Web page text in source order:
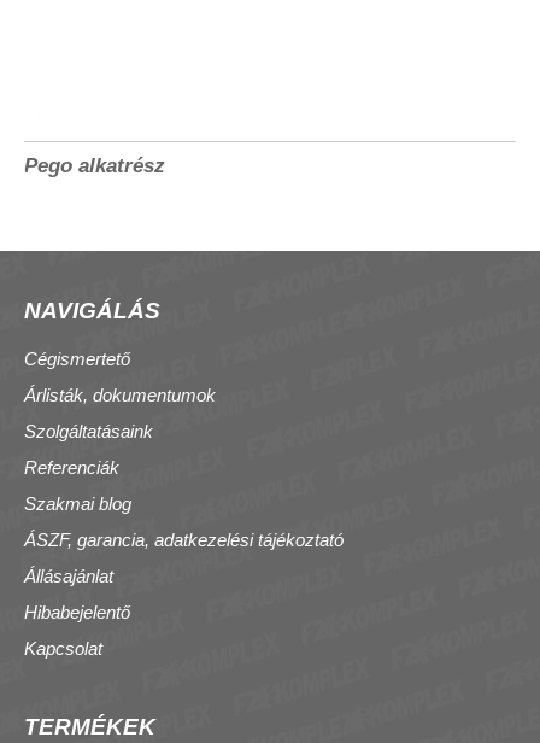
Pego alkatrész
NAVIGÁLÁS
Cégismertető
Árlisták, dokumentumok
Szolgáltatásaink
Referenciák
Szakmai blog
ÁSZF, garancia, adatkezelési tájékoztató
Állásajánlat
Hibabejelentő
Kapcsolat
TERMÉKEK